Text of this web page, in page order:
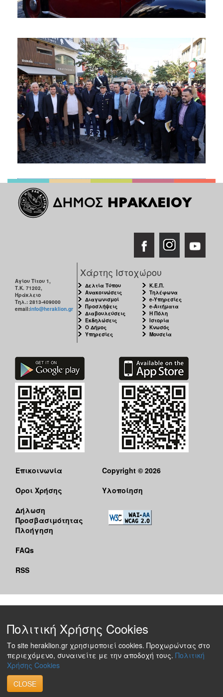
Αγίου Τίτου 1,
Τ.Κ. 71202,
Ηράκλειο
Τηλ.: 2813-409000
email:info@heraklion.gr
Χάρτης Ιστοχώρου
Δελτία Τύπου
Ανακοινώσεις
Διαγωνισμοί
Προσλήψεις
Διαβουλεύσεις
Εκδηλώσεις
Ο Δήμος
Υπηρεσίες
Κ.Ε.Π.
Τηλέφωνα
e-Υπηρεσίες
e-Αιτήματα
Η Πόλη
Ιστορία
Κνωσός
Μουσεία
Επικοινωνία
Όροι Χρήσης
Δήλωση
Προσβασιμότητας
Πλοήγηση
FAQs
RSS
Copyright © 2026
Υλοποίηση
Πολιτική Χρήσης Cookies
Το site heraklion.gr χρησιμοποιεί cookies. Προχωρώντας στο
περιεχόμενο, συναινείτε με την αποδοχή τους. Πολιτική
Χρήσης Cookies
CLOSE